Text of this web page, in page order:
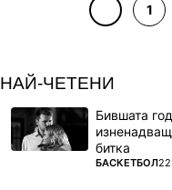
1
НАЙ-ЧЕТЕНИ
Бившата
битка
ПОВЕЧЕ ОТ
БАСКЕТБОЛ